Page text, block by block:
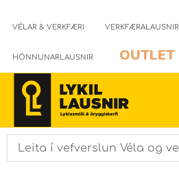
VÉLAR & VERKFÆRI VERKFÆRALAUSNIR
HÖNNUNARLAUSNIR OUTLET